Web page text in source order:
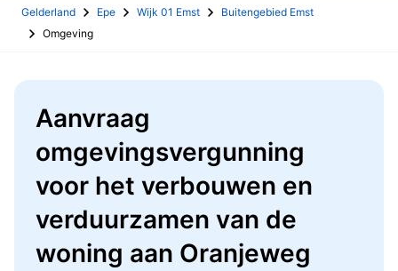
Gelderland Epe Wijk 01 Emst
Buitengebied Emst
Omgeving
Aanvraag
omgevingsvergunning
voor het verbouwen en
verduurzamen van de
woning aan Oranjeweg